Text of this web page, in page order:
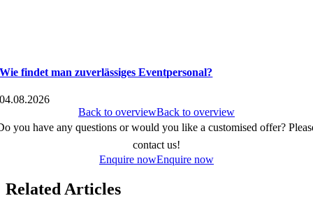
Wie findet man zuverlässiges Eventpersonal?
04.08.2026
Back to overviewBack to overview
you have any questions or would you like a customised offer?
contact us!
Enquire nowEnquire now
Related Articles